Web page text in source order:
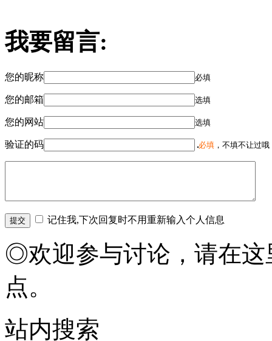
我要留言:
您的昵称 必填
您的邮箱 选填
您的网站 选填
验证的码 必填 ，不填不让过
记住我,下次回复时不用重新输入个人信息
◎欢迎参与讨论，请在这
点。
站内搜索